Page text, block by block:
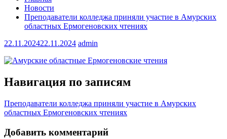
Новости
Преподаватели колледжа приняли участие в Амурских
областных Ермогеновских чтениях
22.11.202422.11.2024 admin
Навигация по записям
Преподаватели колледжа приняли участие в Амурских
областных Ермогеновских чтениях
Добавить комментарий